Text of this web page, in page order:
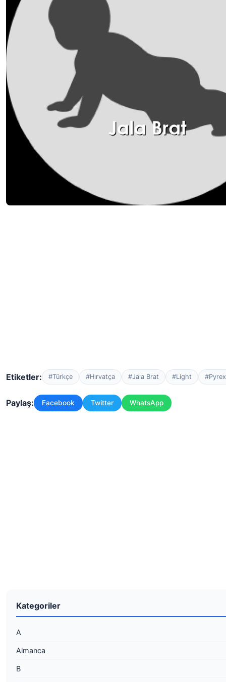
Etiketler: #Türkçe #Hırvatça #Jala Brat #Light #Pyrex
Paylaş: Facebook Twitter WhatsApp
Kategoriler
A
Almanca
B